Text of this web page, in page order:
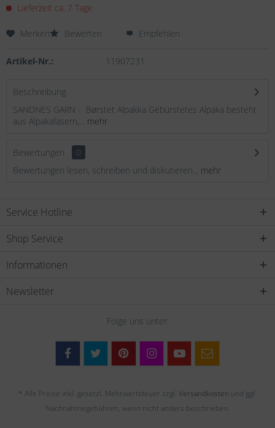
Lieferzeit ca. 7 Tage
Merken Bewerten Empfehlen
Artikel-Nr.: 11907231
Beschreibung
SANDNES GARN - Børstet Alpakka Gebürstetes Alpaka besteht
aus Alpakafasern,... mehr
Bewertungen
0
Bewertungen lesen, schreiben und diskutieren... mehr
Service Hotline
Shop Service
Informationen
Newsletter
Folge uns unter:
* Alle Preise inkl. gesetzl. Mehrwertsteuer zzgl. Versandkosten und ggf.
Nachnahmegebühren, wenn nicht anders beschrieben.